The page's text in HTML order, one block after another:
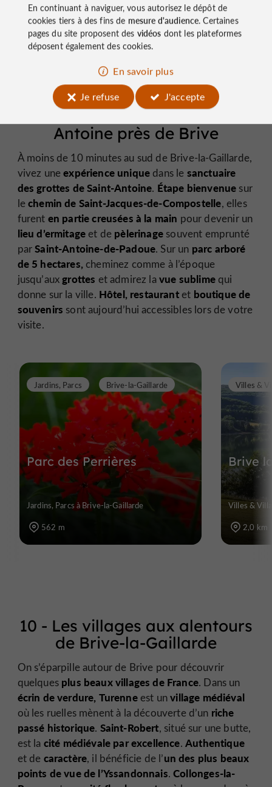
9 - Les Grottes de Saint-
Antoine près de Brive
À moins de 10 minutes au sud de Brive-la-Gaillarde,
vivez uneexpérience unique dans le sanctuaire
des grottes de Saint-Antoine. Étape bienvenue sur
lechemin de Saint-Jacques-de-Compostelle, elles
furent en partie creusées à la main pour devenir un
lieu d’ermitageet de pèlerinage souvent emprunté
parSaint-Antoine-de-Padoue. Sur un parc arboré
de 5 hectares,cheminez comme à l’époque
jusqu’auxgrottes et admirez lavue sublime qui
donne sur la ville. Hôtel, restaurantet boutique de
souvenirs sont aujourd’hui accessibles lors de votre
visite.
Parc des Perrières
Jardins, Parcs Brive-la-Gaillarde
Jardins, Parcs à Brive-la-Gaillarde
562 m
Brive
Villes &
Villes &
2,0 km
10 - Les villages aux alentours
de Brive-la-Gaillarde
On s’éparpille autour de Brive pour découvrir
quelquesplus beaux villages de France. Dans un
écrin de verdure, Turenneest unvillage médiéval
où les ruelles mènent à la découverte d’un riche
passé historique. Saint-Robert, situé sur une butte,
est la cité médiévale par excellence. Authentique
et de caractère, il bénéficie de l’un des plus beaux
points de vue de l’Yssandonnais.Collonges-la-
En continuant à naviguer, vous autorisez le dépôt de
cookies tiers à des fins de mesure d'audience. Certaines
pages du site proposent des vidéos dont les plateformes
déposent également des cookies.
En savoir plus
Je refuse
J'accepte